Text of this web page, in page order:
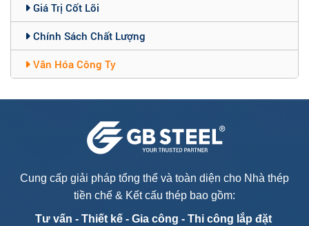
Giá Trị Cốt Lõi
Chính Sách Chất Lượng
Văn Hóa Công Ty
Cung cấp giải pháp tổng thể và toàn diện cho Nhà thép
tiền chế & Kết cấu thép bao gồm:
Tư vấn - Thiết kế - Gia công - Thi công lắp đặt